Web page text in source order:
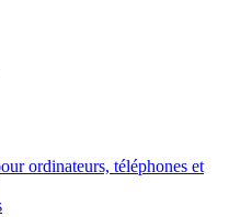
ordinateurs, téléphones et